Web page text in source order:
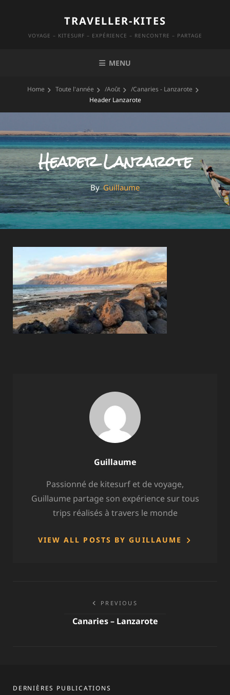
content
TRAVELLER-KITES
VOYAGE – KITESURF – EXPÉRIENCE – RENCONTRE – PARTAGE
MENU
Home Toute l'année /Août /Canaries - Lanzarote
Header Lanzarote
Header Lanzarote
By
By Guillaume
Author:
Guillaume
Passionné de kitesurf et de voyage,
Guillaume partage son expérience sur tous
trips réalisés à travers le monde
VIEW ALL POSTS BY GUILLAUME
NavigationPREVIOUS
Canaries – Lanzarote
DERNIÈRES PUBLICATIONS